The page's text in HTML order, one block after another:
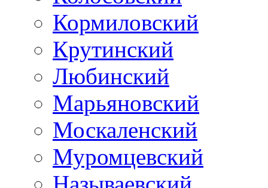
Кормиловский
Крутинский
Любинский
Марьяновский
Москаленский
Муромцевский